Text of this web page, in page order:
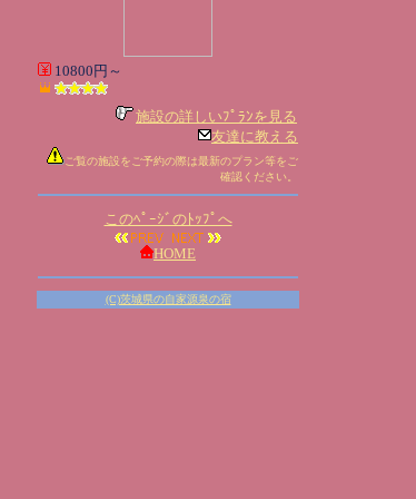
10800円～
施設の詳しいﾌﾟﾗﾝを見る
友達に教える
ご覧の施設をご予約の際は最新のプラン等をご
確認ください。
このﾍﾟｰｼﾞのﾄｯﾌﾟへ
HOME
(C)茨城県の自家源泉の宿